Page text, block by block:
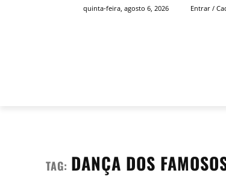
quinta-feira, agosto 6, 2026 Entrar /
TAG: DANÇA DOS